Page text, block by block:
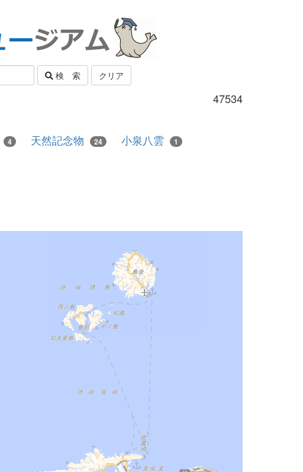
検 索 クリア
47534
4 天然記念物 24 小泉八雲 1